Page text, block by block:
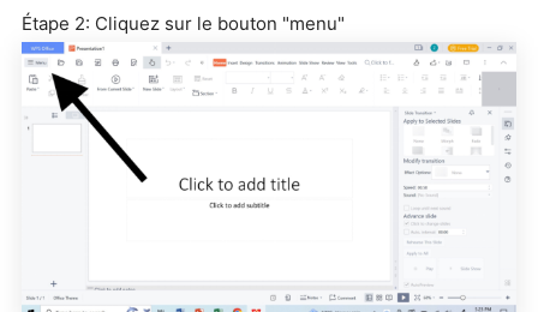
Étape 2: Cliquez sur le bouton "menu"